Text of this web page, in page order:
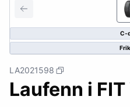
C-
LA2021598
Laufenn i FIT